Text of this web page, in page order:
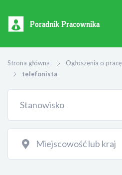
Poradnik Pracownika
Strona główna Ogłoszenia o pracę
telefonista